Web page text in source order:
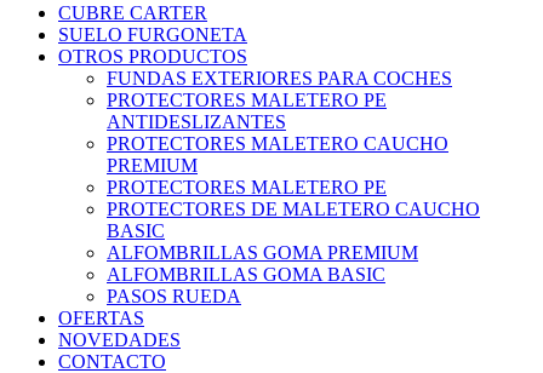
CUBRE CARTER
SUELO FURGONETA
OTROS PRODUCTOS
FUNDAS EXTERIORES PARA COCHES
PROTECTORES MALETERO PE
ANTIDESLIZANTES
PROTECTORES MALETERO CAUCHO
PREMIUM
PROTECTORES MALETERO PE
PROTECTORES DE MALETERO CAUCHO
BASIC
ALFOMBRILLAS GOMA PREMIUM
ALFOMBRILLAS GOMA BASIC
PASOS RUEDA
OFERTAS
NOVEDADES
CONTACTO